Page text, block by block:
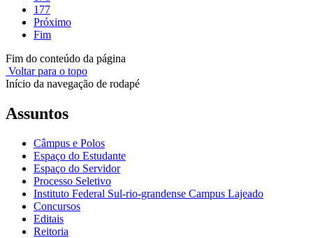
177
Próximo
Fim
Fim do conteúdo da página
Voltar para o topo
Início da navegação de rodapé
Assuntos
Câmpus e Polos
Espaço do Estudante
Espaço do Servidor
Processo Seletivo
Instituto Federal Sul-rio-grandense Campus Lajeado
Concursos
Editais
Reitoria